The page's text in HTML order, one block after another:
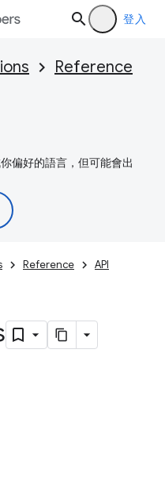
登入
Reference
偏好的語言，但可能會出
Reference API